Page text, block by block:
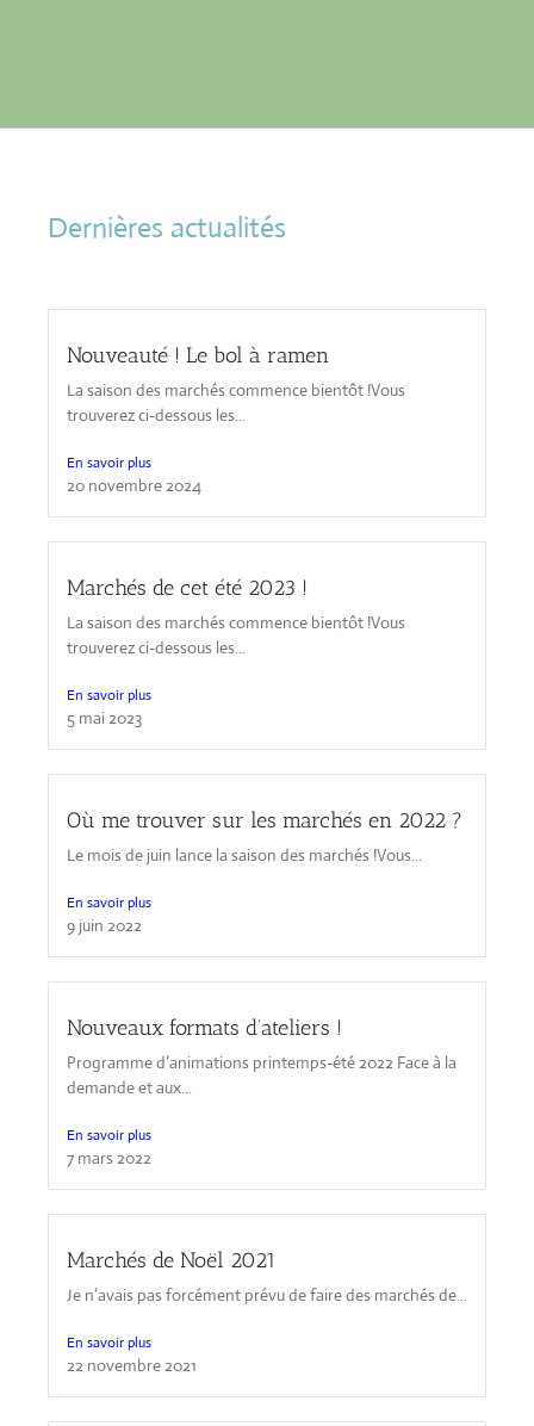
Dernières actualités
Nouveauté ! Le bol à ramen
La saison des marchés commence bientôt !Vous
trouverez ci-dessous les...
En savoir plus
20 novembre 2024
Marchés de cet été 2023 !
La saison des marchés commence bientôt !Vous
trouverez ci-dessous les...
En savoir plus
5 mai 2023
Où me trouver sur les marchés en 2022 ?
Le mois de juin lance la saison des marchés !Vous...
En savoir plus
9 juin 2022
Nouveaux formats d’ateliers !
Programme d’animations printemps-été 2022 Face à la
demande et aux...
En savoir plus
7 mars 2022
Marchés de Noël 2021
Je n’avais pas forcément prévu de faire des marchés de...
En savoir plus
22 novembre 2021